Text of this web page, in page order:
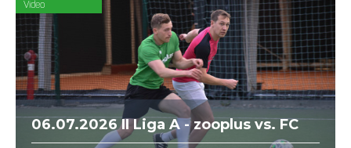
Video
06.07.2026 II Liga A - zooplus vs. FC
Aurora